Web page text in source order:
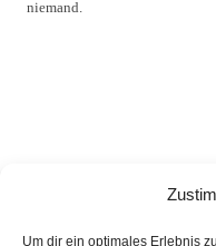
Um dir ein optimales Erlebnis
niemand.